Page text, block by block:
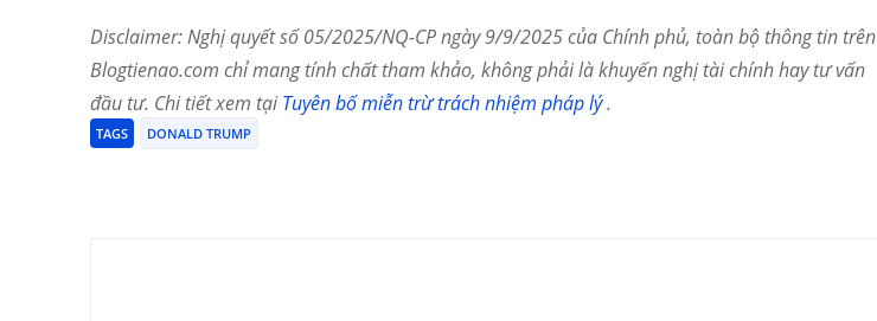
Disclaimer: Nghị quyết số 05/2025/NQ-CP ngày 9/9/2025 của Chính phủ, toàn bộ thông tin trên
Blogtienao.com chỉ mang tính chất tham khảo, không phải là khuyến nghị tài chính hay tư vấn
đầu tư. Chi tiết xem tạiTuyên bố miễn trừ trách nhiệm pháp lý.
TAGS DONALD TRUMP